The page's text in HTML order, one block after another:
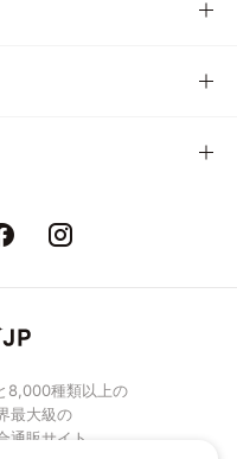
8,000種類以上の
最大級の
通販サイト